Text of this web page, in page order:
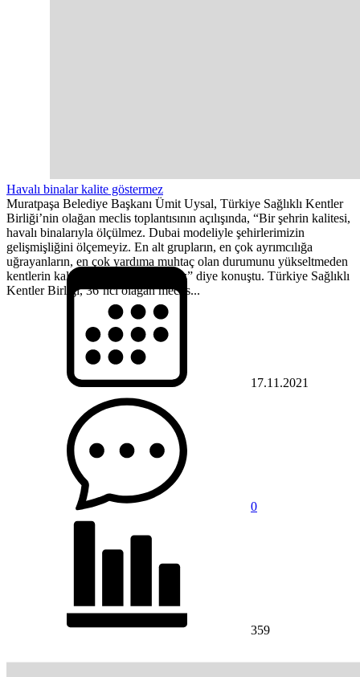
Havalı binalar kalite göstermez
Muratpaşa Belediye Başkanı Ümit Uysal, Türkiye Sağlıklı Kentler
Birliği’nin olağan meclis toplantısının açılışında, “Bir şehrin kalitesi,
havalı binalarıyla ölçülmez. Dubai modeliyle şehirlerimizin
gelişmişliğini ölçemeyiz. En alt grupların, en çok ayrımcılığa
uğrayanların, en çok yardıma muhtaç olan durumunu yükseltmeden
kentlerin kalitesinin yükseltilemeyiz” diye konuştu. Türkiye Sağlıklı
Kentler Birliği, 36’ncı olağan meclis...
17.11.2021
0
359